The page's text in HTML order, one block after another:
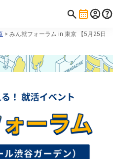
> みん就フォーラム in 東京 【5月25日